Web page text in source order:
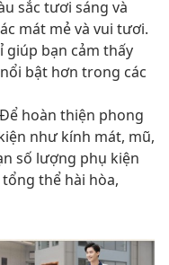
sắc tươi sáng và
mát mẻ và vui tươi.
giúp bạn cảm thấy
bật hơn trong các
Để hoàn thiện phong
như kính mát, mũ,
số lượng phụ kiện
thể hài hòa,